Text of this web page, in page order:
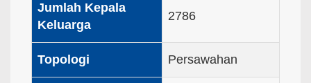
Jumlah Kepala
Keluarga
2786
Topologi Persawahan